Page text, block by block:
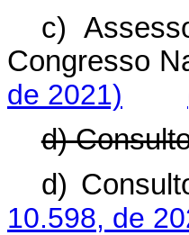
c)
de 2021)
d)
d)
10.598, de